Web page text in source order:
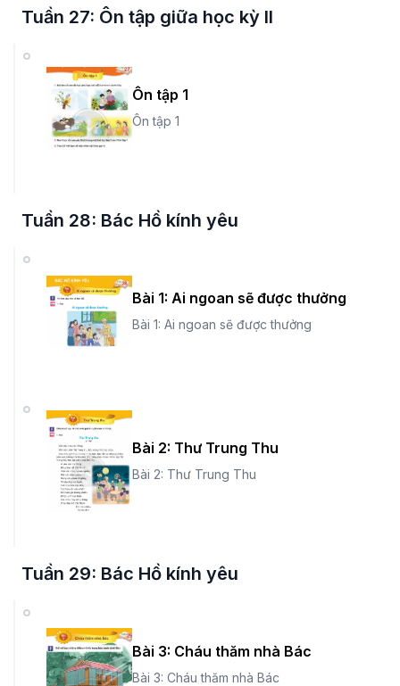
Tuần 27: Ôn tập giữa học kỳ II
Ôn tập 1
Ôn tập 1
Tuần 28: Bác Hồ kính yêu
Bài 1: Ai ngoan sẽ được thưởng
Bài 1: Ai ngoan sẽ được thưởng
Bài 2: Thư Trung Thu
Bài 2: Thư Trung Thu
Tuần 29: Bác Hồ kính yêu
Bài 3: Cháu thăm nhà Bác
Bài 3: Cháu thăm nhà Bác